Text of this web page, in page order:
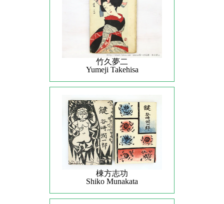
竹久夢二
Yumeji Takehisa
棟方志功
Shiko Munakata